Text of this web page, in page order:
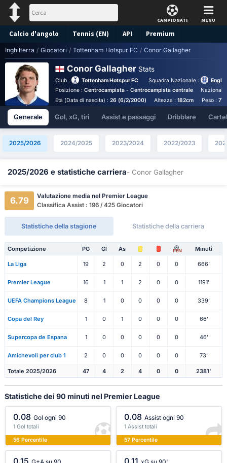
CAMPIONATI MENU
Calcio d'angolo Tennis (EN) API Premium
Pronostico
Inghilterra / Giocatori / Tottenham Hotspur FC / Conor Gallagher
Conor Gallagher Stats
Club : Tottenham Hotspur FC Squadra Nazionale :
Posizione : Centrocampista - Centrocampista centrale
Età (Data di nascita) : 26 (6/2/2000) Altezza :182cm Peso :
Generale Gol, xG, tiri Assist e passaggi Dribblare
2025/2026 2024/2025 2023/2024 2022/2023
2025/2026 e statistiche carriera- Conor Gallagher
6.79
Valutazione media nel Premier League
Classifica Assist : 196 / 425 Giocatori
Statistiche della stagione Statistiche della carriera
Competizione PG Gl As PEN Minuti
La Liga 19 2 0 2 0 0 666'
Premier League 16 1 1 2 0 0 1191'
UEFA Champions League 8 1 0 0 0 0 339'
Copa del Rey 1 0 1 0 0 0 66'
Supercopa de Espana 1 0 0 0 0 0 46'
Amichevoli per club 1 2 0 0 0 0 0 73'
Totale 2025/2026 47 4 2 4 0 0 2381'
Statistiche dei 90 minuti nel Premier League
0.08 Gol ogni 90
1 Gol totali
56 Percentile
0.08 Assist ogni 90
1 Assist totali
57 Percentile